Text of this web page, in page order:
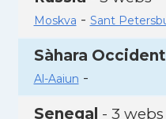
Moskva - Sant
Sàhara
Al-Aaiun -
Senegal - 3 webs